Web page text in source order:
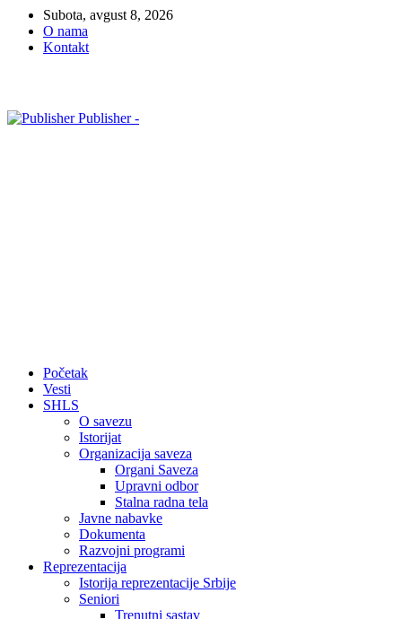
Subota, avgust 8, 2026
O nama
Kontakt
Publisher -
Početak
Vesti
SHLS
O savezu
Istorijat
Organizacija saveza
Organi Saveza
Upravni odbor
Stalna radna tela
Javne nabavke
Dokumenta
Razvojni programi
Reprezentacija
Istorija reprezentacije Srbije
Seniori
Trenutni sastav